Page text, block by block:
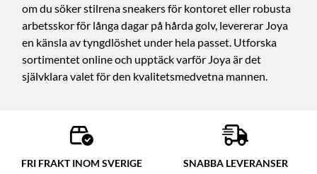
om du söker stilrena sneakers för kontoret eller robusta
arbetsskor för långa dagar på hårda golv, levererar Joya
en känsla av tyngdlöshet under hela passet. Utforska
sortimentet online och upptäck varför Joya är det
självklara valet för den kvalitetsmedvetna mannen.
FRI FRAKT INOM SVERIGE SNABBA LEVERANSER